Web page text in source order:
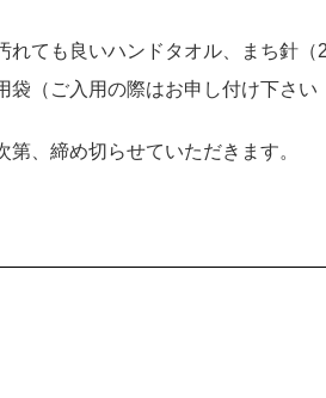
れても良いハンドタオル、まち針（
袋（ご入用の際はお申し付け下さい
第、締め切らせていただきます。